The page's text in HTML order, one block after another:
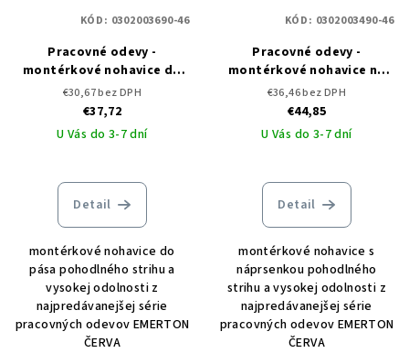
Pracovné odevy -
montérkové nohavice do
pása EMERTON ČERVA
€30,67 bez DPH
€37,72
U Vás do 3-7 dní
Detail
montérkové nohavice do
pása pohodlného strihu a
vysokej odolnosti z
najpredávanejšej série
pracovných odevov EMERTON
ČERVA
KÓD: 0302003690-46
Pracovné odevy -
montérkové nohavice na
traky EMERTON ČERVA
€36,46 bez DPH
€44,85
U Vás do 3-7 dní
Detail
montérkové nohavice s
náprsenkou pohodlného
strihu a vysokej odolnosti z
najpredávanejšej série
pracovných odevov EMERTON
ČERVA
KÓD: 0302003490-46